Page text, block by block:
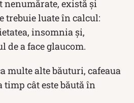
nenumărate, există și
trebuie luate în calcul:
insomnia și,
de a face glaucom.
multe alte băuturi, cafeaua
timp cât este băută în